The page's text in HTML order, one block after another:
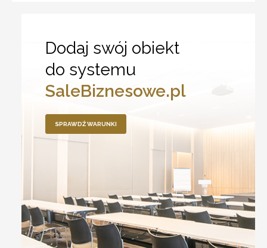
Dodaj swój obiekt
do systemu
SaleBiznesowe.pl
SPRAWDŹ WARUNKI